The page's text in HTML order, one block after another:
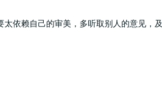
依赖自己的审美，多听取别人的意见，及